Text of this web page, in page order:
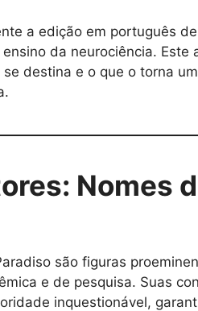
a edição em português
da neurociência. Este
destina e o que o torna
Nomes
são figuras
e de pesquisa. Suas
inquestionável,